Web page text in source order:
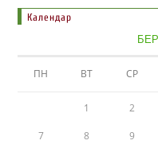
Календар
ПН ВТ СР
1 2
7 8 9